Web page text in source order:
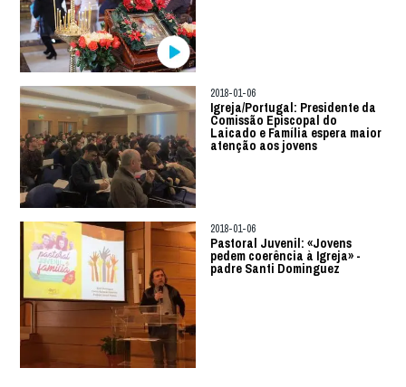
2018-01-06
Igreja/Portugal: Presidente da
Comissão Episcopal do
Laicado e Família espera maior
atenção aos jovens
2018-01-06
Pastoral Juvenil: «Jovens
pedem coerência à Igreja» -
padre Santi Dominguez